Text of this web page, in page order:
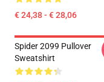
€ 24,38 - € 28,06
Spider 2099 Pullover
Sweatshirt